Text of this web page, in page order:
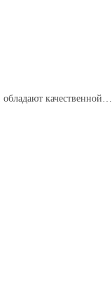
качественной…